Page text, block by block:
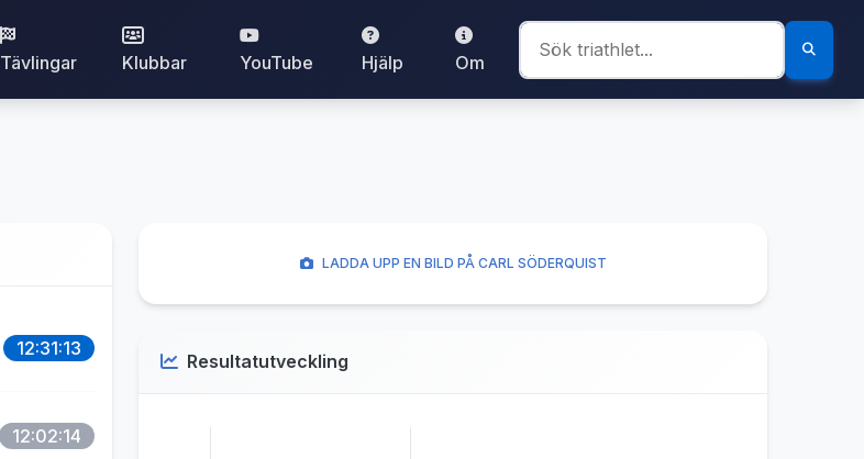
Tävlingar Klubbar YouTube Hjälp Om
12:31:13
12:02:14
LADDA UPP EN BILD PÅ CARL SÖDERQUIST
Resultatutveckling